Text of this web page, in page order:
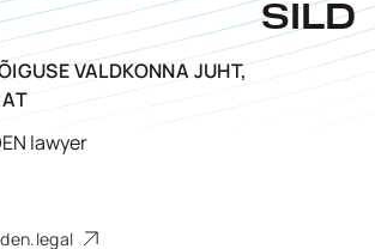
SILD
VALDKONNA JUHT,